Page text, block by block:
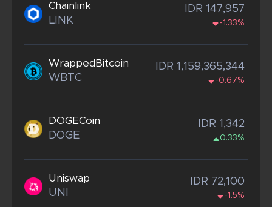
Chainlink
LINK
IDR 147,957
-1.33%
WrappedBitcoin
WBTC
IDR 1,159,365,344
-0.67%
DOGECoin
DOGE
IDR 1,342
0.33%
Uniswap
UNI
IDR 72,100
-1.5%